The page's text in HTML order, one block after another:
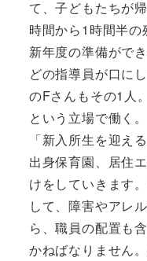
て、子どもたちが
時間から1時間半の
新年度の準備がで
どの指導員が口に
のFさんもその1人
という立場で働く。
「新入所生を迎え
出身保育園、居住
けをしていきます
して、障害やアレ
ら、職員の配置も
かねばなりません